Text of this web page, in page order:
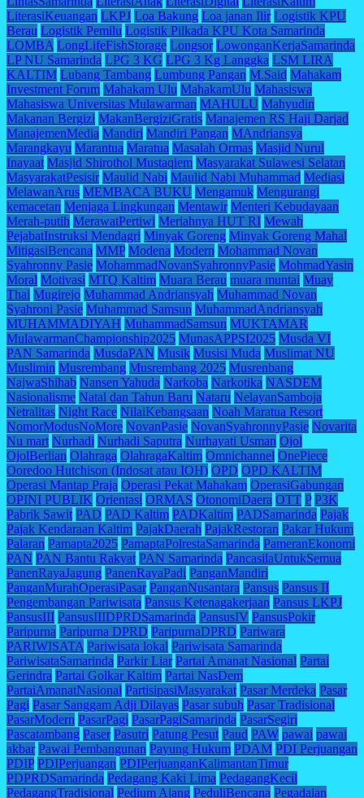
LiterasiKeuangan LKPJ Loa Bakung Loa janan Ilir Logistik KPU
Berau Logistik Pemilu Logistik Pilkada KPU Kota Samarinda
LOMBA LongLifeFishStorage Longsor LowonganKerjaSamarinda
LP NU Samarinda LPG 3 KG LPG 3 Kg Langgka LSM LIRA
KALTIM Lubang Tambang Lumbung Pangan M.Said Mahakam
Investment Forum Mahakam Ulu MahakamUlu Mahasiswa
Mahasiswa Universitas Mulawarman MAHULU Mahyudin
Makanan Bergizi MakanBergiziGratis Manajemen RS Haji Darjad
ManajemenMedia Mandiri Mandiri Pangan MAndriansya
Marangkayu Marantua Maratua Masalah Ormas Masjid Nurul
Inayaat Masjid Shirothol Mustaqiem Masyarakat Sulawesi Selatan
MasyarakatPesisir Maulid Nabi Maulid Nabi Muhammad Mediasi
MelawanArus MEMBACA BUKU Mengamuk Mengurangi
kemacetan Menjaga Lingkungan Mentawir Menteri Kebudayaan
Merah-putih MerawatPertiwi Meriahnya HUT RI Mewah
PejabatInstruksi Mendagri Minyak Goreng Minyak Goreng Mahal
MitigasiBencana MMP Modena Modern Mohammad Novan
Syahronny Pasie MohammadNovanSyahronnyPasie MohmadYasin
Moral Motivasi MTQ Kaltim Muara Berau muara muntai Muay
Thai Mugirejo Muhammad Andriansyah Muhammad Novan
Syahroni Pasie Muhammad Samsun MuhammadAndriansyah
MUHAMMADIYAH MuhammadSamsun MUKTAMAR
MulawarmanChampionship2025 MunasAPPSI2025 Musda VI
PAN Samarinda MusdaPAN Musik Musisi Muda Muslimat NU
Muslimin Musrembang Musrembang 2025 Musrenbang
NajwaShihab Nansen Yahuda Narkoba Narkotika NASDEM
Nasionalisme Natal dan Tahun Baru Nataru NelayanSamboja
Netralitas Night Race NilaiKebangsaan Noah Maratua Resort
NomorModusNoMore NovanPasie NovanSyahronnyPasie Novarita
Nu mart Nurhadi Nurhadi Saputra Nurhayati Usman Ojol
OjolBerlian Olahraga OlahragaKaltim Omnichannel OnePiece
Ooredoo Hutchison (Indosat atau IOH) OPD OPD KALTIM
Operasi Mantap Praja Operasi Pekat Mahakam OperasiGabungan
OPINI PUBLIK Orientasi ORMAS OtonomiDaera OTT P P3K
Pabrik Sawit PAD PAD Kaltim PADKaltim PADSamarinda Pajak
Pajak Kendaraan Kaltim PajakDaerah PajakRestoran Pakar Hukum
Palaran Pamapta2025 PamaptaPolrestaSamarinda PameranEkonomi
PAN PAN Bantu Rakyat PAN Samarinda PancasilaUntukSemua
PanenRayaJagung PanenRayaPadi PanganMandiri
PanganMurahOperasiPasar PanganNusantara Pansus Pansus II
Pengembangan Pariwisata Pansus Ketenagakerjaan Pansus LKPJ
PansusIII PansusIIIDPRDSamarinda PansusIV PansusPokir
Paripurna Paripurna DPRD ParipurnaDPRD Pariwara
PARIWISATA Pariwisata lokal Pariwisata Samarinda
PariwisataSamarinda Parkir Liar Partai Amanat Nasional Partai
Gerindra Partai Golkar Kaltim Partai NasDem
PartaiAmanatNasional PartisipasiMasyarakat Pasar Merdeka Pasar
Pagi Pasar Sanggam Adji Dilayas Pasar subuh Pasar Tradisional
PasarModern PasarPagi PasarPagiSamarinda PasarSegiri
Pascatambang Paser Pasutri Patung Pesut Paud PAW pawai pawai
akbar Pawai Pembangunan Payung Hukum PDAM PDI Perjuangan
PDIP PDIPerjuangan PDIPerjuanganKalimantanTimur
PDPRDSamarinda Pedagang Kaki Lima PedagangKecil
PedagangTradisional Pedium Ajang PeduliBencana Pegadaian